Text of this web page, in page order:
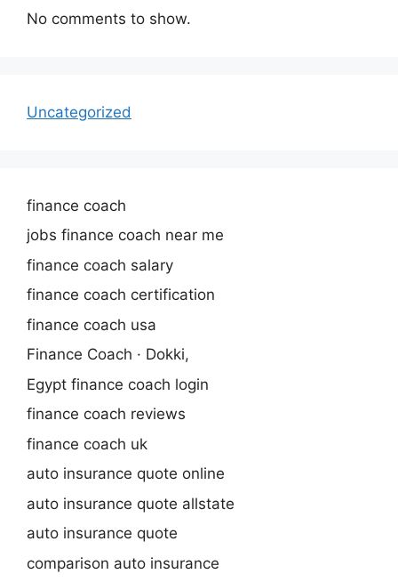
No comments to show.
Uncategorized
finance coach
jobs finance coach near me
finance coach salary
finance coach certification
finance coach usa
Finance Coach · Dokki,
Egypt finance coach login
finance coach reviews
finance coach uk
auto insurance quote online
auto insurance quote allstate
auto insurance quote
comparison auto insurance